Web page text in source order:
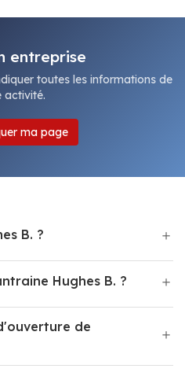
entreprise
toutes les informations de
activité.
ma page
B. ?
Hughes B. ?
de